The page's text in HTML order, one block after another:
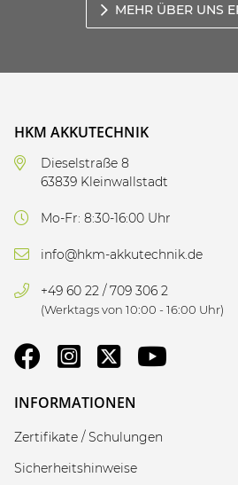
MEHR ÜBER UNS
HKM AKKUTECHNIK
Dieselstraße 8
63839 Kleinwallstadt
Mo-Fr: 8:30-16:00 Uhr
info@hkm-akkutechnik.de
+49 60 22 / 709 306 2
(Werktags von 10:00 - 16:00 Uhr)
INFORMATIONEN
Zertifikate / Schulungen
Sicherheitshinweise